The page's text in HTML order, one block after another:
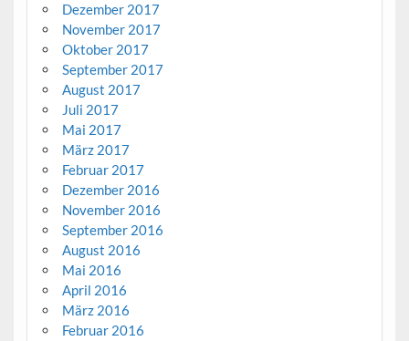
Dezember 2017
November 2017
Oktober 2017
September 2017
August 2017
Juli 2017
Mai 2017
März 2017
Februar 2017
Dezember 2016
November 2016
September 2016
August 2016
Mai 2016
April 2016
März 2016
Februar 2016